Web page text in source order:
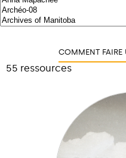
COMMENT FAIRE
55 ressources